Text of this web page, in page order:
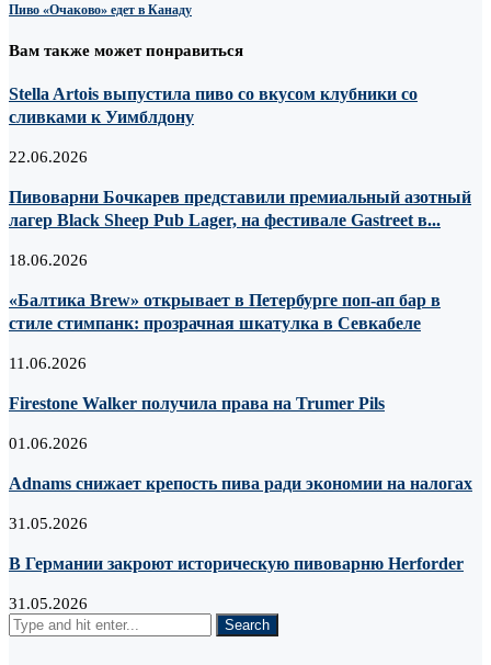
Пиво «Очаково» едет в Канаду
Вам также может понравиться
Stella Artois выпустила пиво со вкусом клубники со
сливками к Уимблдону
22.06.2026
Пивоварни Бочкарев представили премиальный азотный
лагер Black Sheep Pub Lager, на фестивале Gastreet в...
18.06.2026
«Балтика Brew» открывает в Петербурге поп-ап бар в
стиле стимпанк: прозрачная шкатулка в Севкабеле
11.06.2026
Firestone Walker получила права на Trumer Pils
01.06.2026
Adnams снижает крепость пива ради экономии на налогах
31.05.2026
В Германии закроют историческую пивоварню Herforder
31.05.2026